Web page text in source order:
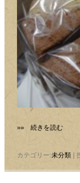
»» 続きを読む
カテゴリー:未分類|